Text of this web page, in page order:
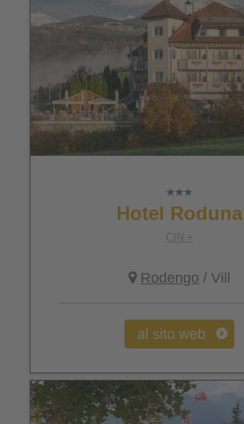
Hotel Roduna
CIN +
Rodengo / Vill
al sito web